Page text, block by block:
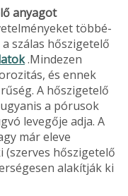
anyagot
többé-
szálas hőszigetelő
.Mindezen
és ennek
A hőszigetelő
a pórusok
levegője ad­ja. A
már eleve
(szerves hőszigetelő
alakítják ki